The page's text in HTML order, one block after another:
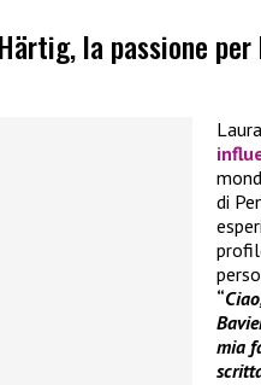
la passione
di
“
mia